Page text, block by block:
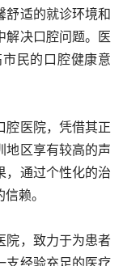
舒适的就诊环境和
解决口腔问题。医
民的口腔健康意
腔医院，凭借其正
地区享有较高的声
，通过个性化的治
赖。
院，致力于为患者